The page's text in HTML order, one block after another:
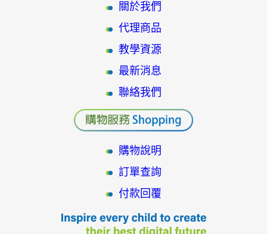
關於我們
代理商品
教學資源
最新消息
聯絡我們
購物說明
訂單查詢
付款回覆